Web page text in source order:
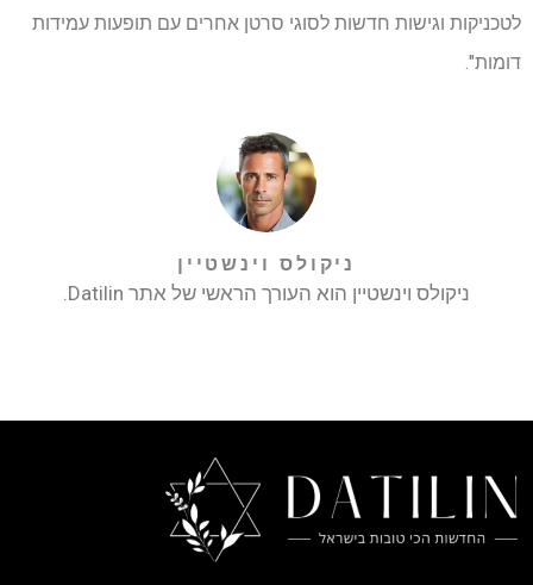
לטכניקות וגישות חדשות לסוגי סרטן אחרים עם תופעות עמידות
דומות".
ניקולס וינשטיין
ניקולס וינשטיין הוא העורך הראשי של אתר Datilin.